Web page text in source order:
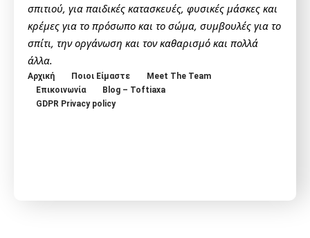
σπιτιού, για παιδικές κατασκευές, φυσικές μάσκες και
κρέμες για το πρόσωπο και το σώμα, συμβουλές για το
σπίτι, την οργάνωση και τον καθαρισμό και πολλά
άλλα.
Αρχική Ποιοι Είμαστε
Meet The Team
Επικοινωνία
Blog – Toftiaxa
GDPR Privacy policy